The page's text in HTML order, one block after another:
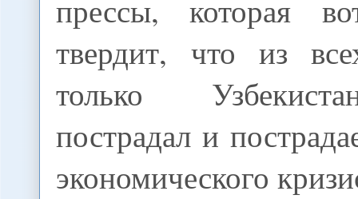
прессы, которая
твердит, что из
только
пострадал и
экономического